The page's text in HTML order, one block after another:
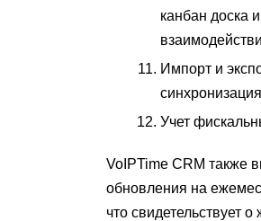
канбан доска
Импорт и
Учет
VoIPTime CRM также
обновления на
что свидетельствует о